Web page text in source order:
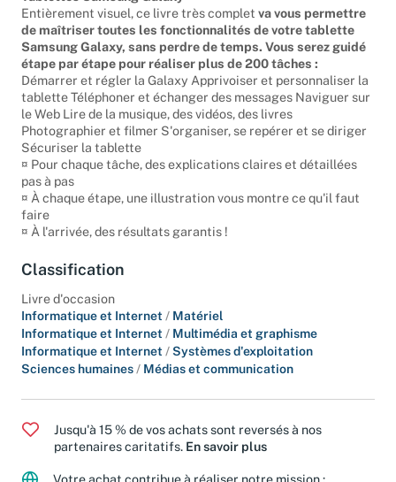
Tablettes Samsung Galaxy
Entièrement visuel, ce livre très completva vous permettre
de maîtriser toutes les fonctionnalités de votre tablette
Samsung Galaxy, sans perdre de temps. Vous serez guidé
étape par étape pour réaliser plus de 200 tâches :
Démarrer et régler la Galaxy Apprivoiser et personnaliser la
tablette Téléphoner et échanger des messages Naviguer sur
le Web Lire de la musique, des vidéos, des livres
Photographier et filmer S'organiser, se repérer et se diriger
Sécuriser la tablette
¤ Pour chaque tâche, des explications claires et détaillées
pas à pas
¤ À chaque étape, une illustration vous montre ce qu'il faut
faire
¤ À l'arrivée, des résultats garantis !
Classification
Livre d'occasion
Informatique et Internet / Matériel
Informatique et Internet / Multimédia et graphisme
Informatique et Internet/Systèmes d'exploitation
Jusqu'à 15 % de vos achats sont reversés à nos
partenaires caritatifs.
En savoir plus